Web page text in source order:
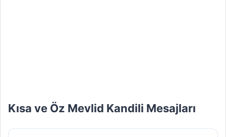
Kısa ve Öz Mevlid Kandili Mesajları